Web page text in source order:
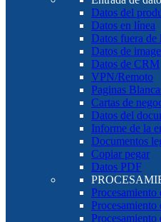
Datos del
Datos en línea
Datos fuera de
Datos de
Datos de CRM
VPN/Remoto
Paginas
Cartas de
Datos del
Informe de la
Documentos
Copiar pegar
Datos PDF
Procesamiento
Procesamiento